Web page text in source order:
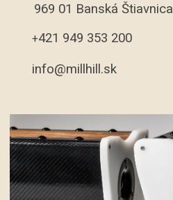
969 01 Banská Štiavnica
+421 949 353 200
info@millhill.sk